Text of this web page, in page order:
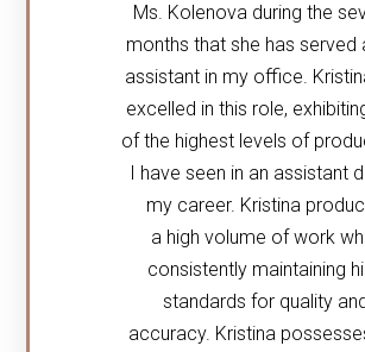
Ms. Kolenova during the
months that she has served
assistant in my office.
excelled in this role,
of the highest levels of
I have seen in an assistant
my career. Kristina
a high volume of work
consistently maintaining
standards for quality
accuracy. Kristina